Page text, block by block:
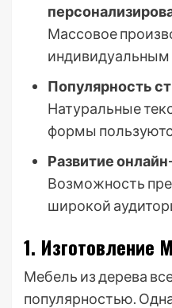
Массовое
индивидуальным
Популярность
Натуральные
формы
Развитие
Возможность
широкой
1. Изготовление
Мебель из дерева
популярностью.